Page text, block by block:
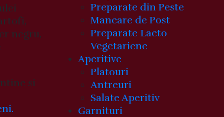
negru,
si
Preparate din Peste
Mancare de Post
Preparate Lacto
Vegetariene
Aperitive
Platouri
Antreuri
Salate Aperitiv
Garnituri